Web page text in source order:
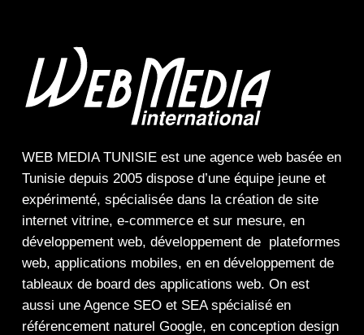
WEB MEDIA TUNISIEest une agence webbasée en
Tunisie depuis 2005 dispose d’une équipe jeune et
expérimenté, spécialisée dans la création de site
internet vitrine, e-commerceet sur mesure, en
développement web, développement de plateformes
web, applications mobiles, en en développement de
tableaux de boarddes applications web. On est
aussi une Agence SEOet SEAspécialisé en
référencement naturel Google, en conception design